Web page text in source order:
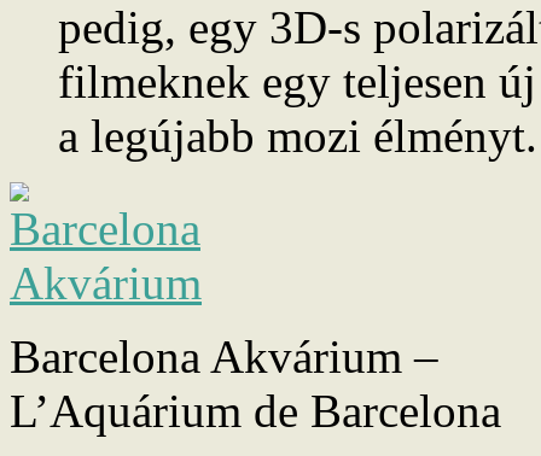
pedig, egy 3D-s
filmeknek egy teljesen
a legújabb mozi élményt.
Barcelona Akvárium –
L’Aquárium de Barcelona